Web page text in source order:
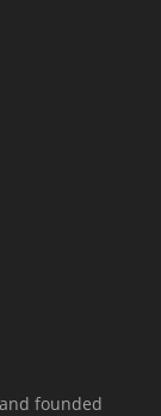
founded